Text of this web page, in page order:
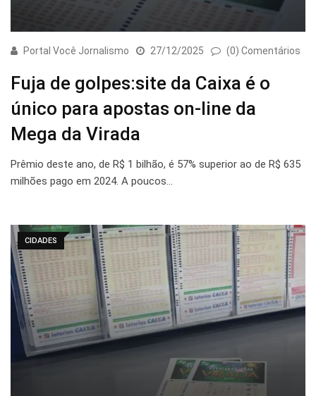
Portal Você Jornalismo 27/12/2025 (0) Comentários
Fuja de golpes:site da Caixa é o
único para apostas on-line da
Mega da Virada
Prêmio deste ano, de R$ 1 bilhão, é 57% superior ao de R$ 635
milhões pago em 2024. A poucos…
CIDADES